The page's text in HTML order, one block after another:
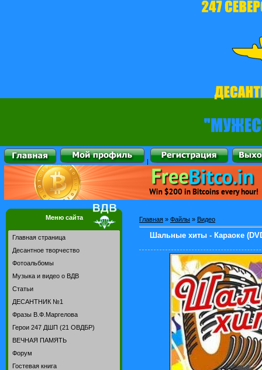
|
Меню сайта
Главная страница
Десантное творчество
Фотоальбомы
Музыка и видео о ВДВ
Статьи
ДЕСАНТНИК №1
Фразы В.Ф.Маргелова
Герои 247 ДШП (21 ОВДБР)
ВЕЧНАЯ ПАМЯТЬ
Форум
Гостевая книга
Главная » Файлы » Видео
Шальные хиты - Караоке